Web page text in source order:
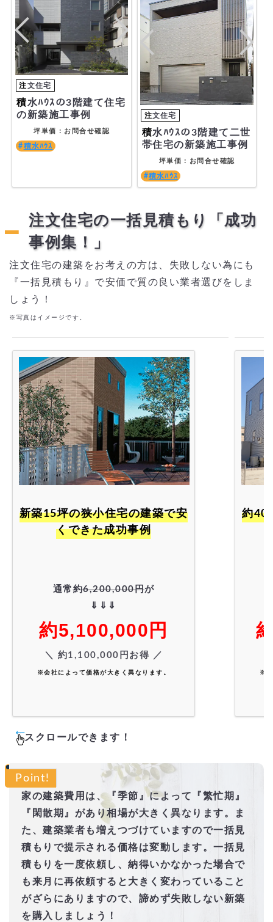
積水ﾊｳｽの3階建て住宅
の新築施工事例
坪単価：お問合せ確認
積水ﾊｳｽ
積水ﾊｳｽの3階建て二世
帯住宅の新築施工事例
坪単価：お問合せ確認
積水ﾊｳｽ
注文住宅の一括見積もり「成功
事例集！」
注文住宅の建築をお考えの方は、失敗しない為にも
『一括見積もり』で安価で質の良い業者選びをしま
しょう！
※写真はイメージです。
新築15坪の狭小住宅の建築で安
くできた成功事例
通常約6,200,000円が
⇓⇓⇓
約5,100,000円
＼ 約1,100,000円お得 ／
※会社によって価格が大きく異なります。
スクロールできます！
約40坪の新築の建築で安くでき
※会
Point!
家の建築費用は、『季節』によって『繁忙期』
『閑散期』があり相場が大きく異なります。ま
た、建築業者も増えつづけていますので一括見
積もりで提示される価格は変動します。一括見
積もりを一度依頼し、納得いかなかった場合で
も来月に再依頼すると大きく変わっていること
がざらにありますので、諦めず失敗しない新築
を購入しましょう！